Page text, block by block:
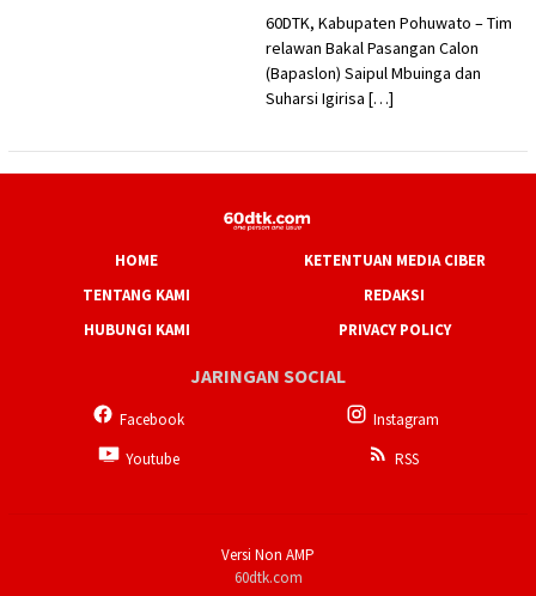
60DTK, Kabupaten Pohuwato – Tim
relawan Bakal Pasangan Calon
(Bapaslon) Saipul Mbuinga dan
Suharsi Igirisa […]
HOME
KETENTUAN MEDIA CIBER
TENTANG KAMI
REDAKSI
HUBUNGI KAMI
PRIVACY POLICY
JARINGAN SOCIAL
Facebook
Instagram
Youtube
RSS
Versi Non AMP
60dtk.com